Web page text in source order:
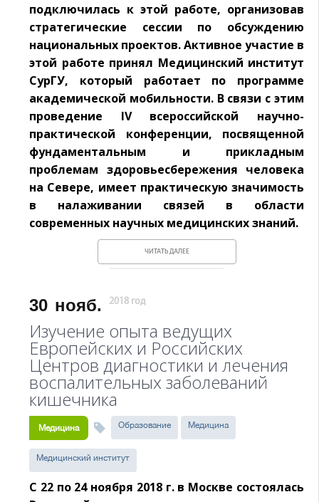
подключилась к этой работе, организовав
стратегические сессии по обсуждению
национальных проектов. Активное участие в
этой работе принял Медицинский институт
СурГУ, который работает по программе
академической мобильности. В связи с этим
проведение IV всероссийской научно-
практической конференции, посвященной
фундаментальным и прикладным
проблемам здоровьесбережения человека
на Севере, имеет практическую значимость
в налаживании связей в области
современных научных медицинских знаний.
ЧИТАТЬ ДАЛЕЕ
30 нояб. 2018 год
Изучение опыта ведущих
Европейских и Российских
Центров диагностики и лечения
воспалительных заболеваний
кишечника
Медицина Образование Медицина
Медицинский институт
С 22 по 24 ноября 2018 г. в Москве состоялась